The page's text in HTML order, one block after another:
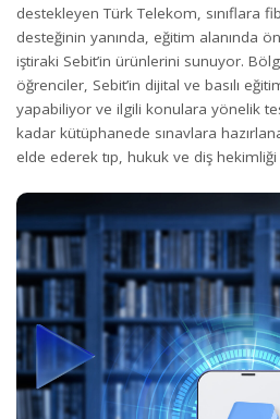
destekleyen Türk Telekom, sınıflara
desteğinin yanında, eğitim alanında
iştiraki Sebit’in ürünlerini sunuyor.
öğrenciler, Sebit’in dijital ve basılı
yapabiliyor ve ilgili konulara yönelik
kadar kütüphanede sınavlara
elde ederek tıp, hukuk ve diş